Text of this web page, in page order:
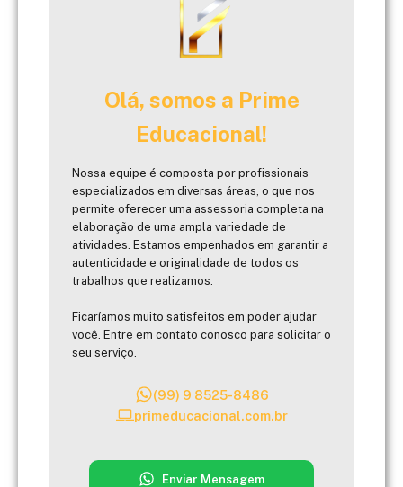
Olá, somos a Prime
Educacional!
Nossa equipe é composta por profissionais
especializados em diversas áreas, o que nos
permite oferecer uma assessoria completa na
elaboração de uma ampla variedade de
atividades. Estamos empenhados em garantir a
autenticidade e originalidade de todos os
trabalhos que realizamos.
Ficaríamos muito satisfeitos em poder ajudar
você. Entre em contato conosco para solicitar o
seu serviço.
(99) 9 8525-8486
primeducacional.com.br
Enviar Mensagem